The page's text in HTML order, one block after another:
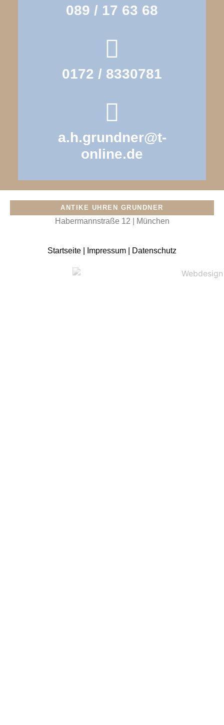
089 / 17 63 68
0172 / 8330781
a.h.grundner@t-
online.de
ANTIKE UHREN GRUNDNER
Habermannstraße 12 | München
Startseite Impressum Datenschutz